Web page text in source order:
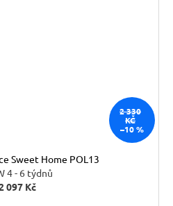
2 330
KČ
–10 %
Sweet Home POL13
4 - 6 týdnů
097 Kč